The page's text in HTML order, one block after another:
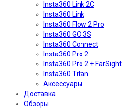
Insta360 Link 2C
Insta360 Link
Insta360 Flow 2 Pro
Insta360 GO 3S
Insta360 Connect
Insta360 Pro 2
Insta360 Pro 2 + FarSight
Insta360 Titan
Аксессуары
Доставка
Обзоры